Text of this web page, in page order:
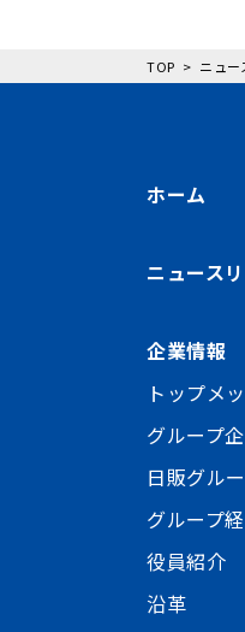
TOP ニュ
ホーム
ニュース
企業情報
トップメ
グループ
日販グル
グループ
役員紹介
沿革